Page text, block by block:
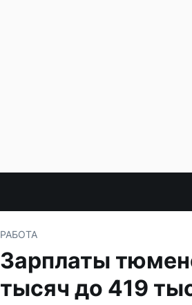
РАБОТА
Зарплаты
тысяч до 419